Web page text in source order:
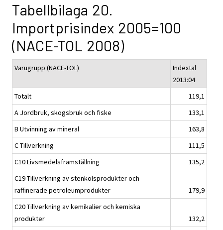
Tabellbilaga 20.
Importprisindex 2005=100
(NACE-TOL 2008)
Varugrupp (NACE-TOL)
Indextal
2013:04
Totalt
119,1
A Jordbruk, skogsbruk och fiske
133,1
B Utvinning av mineral
163,8
C Tillverkning
111,5
C10 Livsmedelsframställning
135,2
C19 Tillverkning av stenkolsprodukter och
raffinerade petroleumprodukter
179,9
C20 Tillverkning av kemikalier och kemiska
produkter
132,2